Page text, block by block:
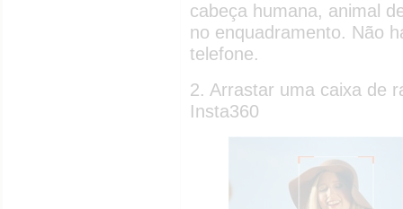
cabeça humana, animal
no enquadramento. Não
telefone.
2. Arrastar uma caixa de
Insta360